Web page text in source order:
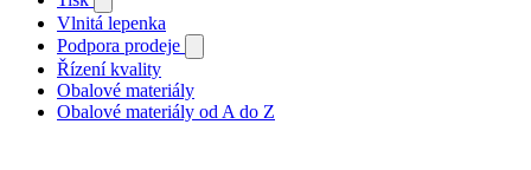
Vlnitá lepenka
Podpora prodeje
Řízení kvality
Obalové materiály
Obalové materiály od A do Z